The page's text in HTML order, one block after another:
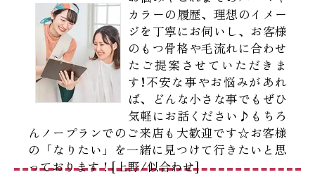
カラーの履歴、理想のイメー
ジを丁寧にお伺いし、お客様
のもつ骨格や毛流れに合わせ
たご提案させていただきま
す!不安な事やお悩みがあれ
ば、どんな小さな事でもぜひ
気軽にお話ください♪もちろ
んノープランでのご来店も大歓迎です☆お客様
の「なりたい」を一緒に見つけて行きたいと思
っております！[上野/似合わせ]